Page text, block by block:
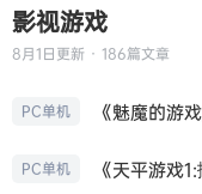
影视游戏
8月1日更新 · 186篇文章
PC单机 《魅魔的游
PC单机